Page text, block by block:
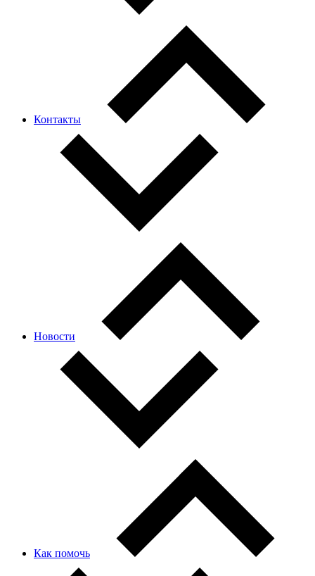
Контакты
Новости
Как помочь